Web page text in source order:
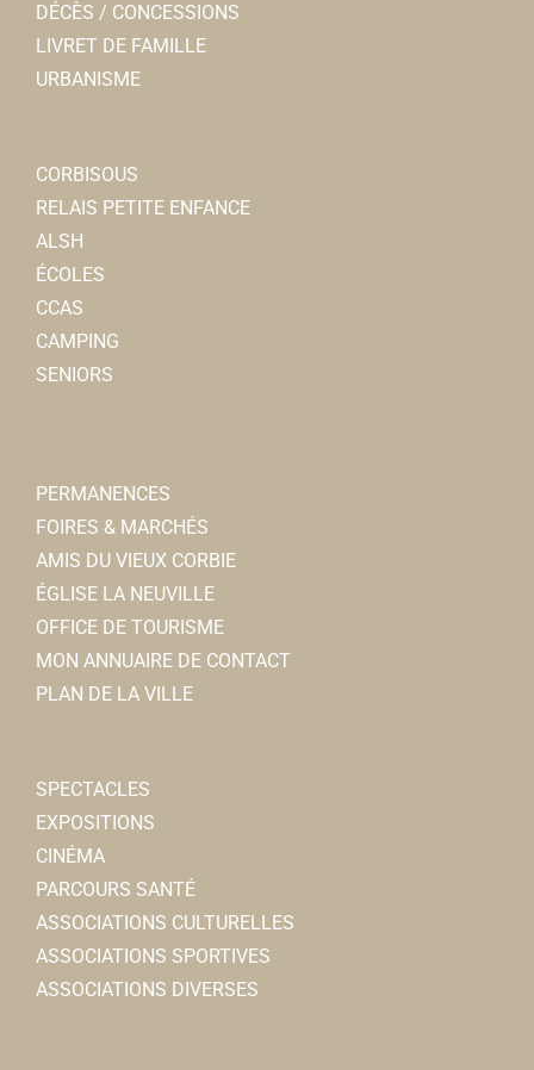
DÉCÈS / CONCESSIONS
LIVRET DE FAMILLE
URBANISME
CORBISOUS
RELAIS PETITE ENFANCE
ALSH
ÉCOLES
CCAS
CAMPING
SENIORS
PERMANENCES
FOIRES & MARCHÉS
AMIS DU VIEUX CORBIE
ÉGLISE LA NEUVILLE
OFFICE DE TOURISME
MON ANNUAIRE DE CONTACT
PLAN DE LA VILLE
SPECTACLES
EXPOSITIONS
CINÉMA
PARCOURS SANTÉ
ASSOCIATIONS CULTURELLES
ASSOCIATIONS SPORTIVES
ASSOCIATIONS DIVERSES